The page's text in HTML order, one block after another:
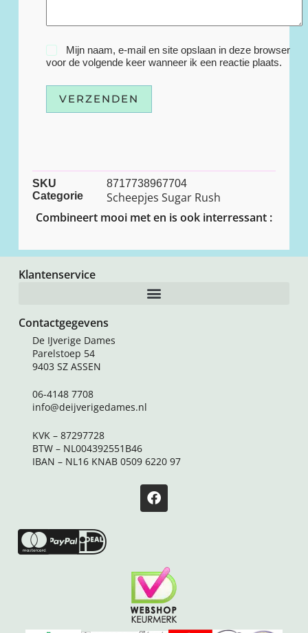
Mijn naam, e-mail en site opslaan in deze browser
voor de volgende keer wanneer ik een reactie plaats.
VERZENDEN
SKU
8717738967704
Categorie
Scheepjes Sugar Rush
Combineert mooi met en is ook interressant :
Klantenservice
Contactgegevens
De IJverige Dames
Parelstoep 54
9403 SZ ASSEN
06-4148 7708
info@deijverigedames.nl
KVK – 87297728
BTW – NL004392551B46
IBAN – NL16 KNAB 0509 6220 97